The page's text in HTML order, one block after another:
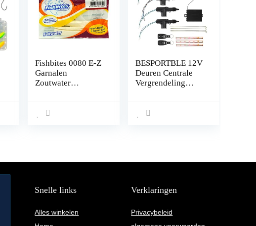
Fishbites 0080 E-Z
Garnalen
Zoutwater
BESPORTBLE 12V
Deuren Centrale
Vergrendeling
Met Actuator
Snelle links
Alles winkelen
Verklaringen
Privacybeleid